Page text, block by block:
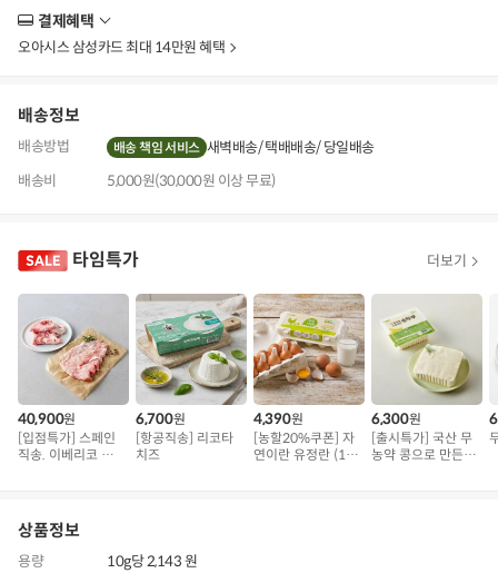
결제혜택
보
오아시스 삼성카드 최대 14만원 혜택
배송정보
배송방법 배송 책임 서비스 새벽배송 택배배송 당일배송
배송비
5,000원(30,000원 이상 무료)
타임특가 더보기
40,900원
[입점특가] 스페인
직송. 이베리코 삼
6,700원
[항공직송] 리코타
치즈
4,390원
[농할20%쿠폰] 자
연이란 유정란 (10
6,300원
[출시특가] 국산 무
농약 콩으로 만든
상품정보
용량
10g당 2,143 원